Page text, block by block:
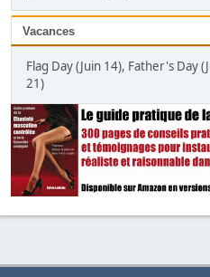
Vacances
Flag Day (Juin 14), Father's Day
21)